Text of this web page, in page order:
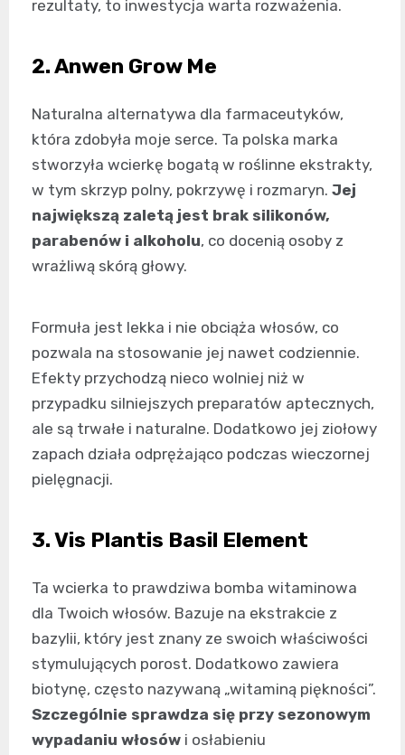
rezultaty, to inwestycja warta rozważenia.
2. Anwen Grow Me
Naturalna alternatywa dla farmaceutyków,
która zdobyła moje serce. Ta polska marka
stworzyła wcierkę bogatą w roślinne ekstrakty,
w tym skrzyp polny, pokrzywę i rozmaryn. Jej
największą zaletą jest brak silikonów,
parabenów i alkoholu, co docenią osoby z
wrażliwą skórą głowy.
Formuła jest lekka i nie obciąża włosów, co
pozwala na stosowanie jej nawet codziennie.
Efekty przychodzą nieco wolniej niż w
przypadku silniejszych preparatów aptecznych,
ale są trwałe i naturalne. Dodatkowo jej ziołowy
zapach działa odprężająco podczas wieczornej
pielęgnacji.
3. Vis Plantis Basil Element
Ta wcierka to prawdziwa bomba witaminowa
dla Twoich włosów. Bazuje na ekstrakcie z
bazylii, który jest znany ze swoich właściwości
stymulujących porost. Dodatkowo zawiera
biotynę, często nazywaną „witaminą piękności”.
Szczególnie sprawdza się przy sezonowym
wypadaniu włosów i osłabieniu